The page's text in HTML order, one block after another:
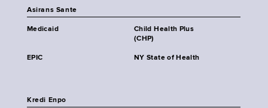
Asirans Sante
Medicaid
Child Health Plus
(CHP)
EPIC NY State of Health
Kredi Enpo